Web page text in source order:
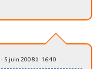
- 5 juin 2008 à 16:40